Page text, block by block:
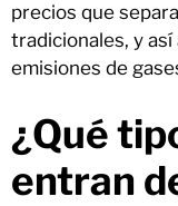
precios que
tradicionales, y
emisiones de
¿Qué
entran